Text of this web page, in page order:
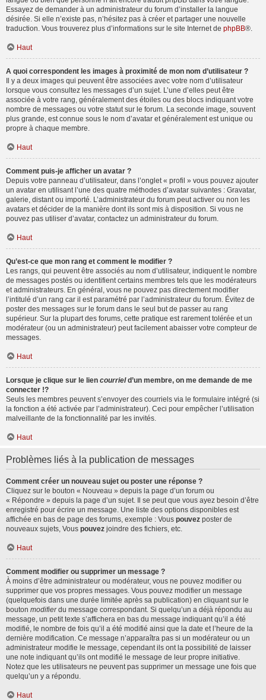
Essayez de demander à un administrateur du forum d’installer la langue
désirée. Si elle n’existe pas, n’hésitez pas à créer et partager une nouvelle
traduction. Vous trouverez plus d’informations sur le site Internet de phpBB®.
Haut
A quoi correspondent les images à proximité de mon nom d’utilisateur ?
Il y a deux images qui peuvent être associées avec votre nom d’utilisateur
lorsque vous consultez les messages d’un sujet. L’une d’elles peut être
associée à votre rang, généralement des étoiles ou des blocs indiquant votre
nombre de messages ou votre statut sur le forum. La seconde image, souvent
plus grande, est connue sous le nom d’avatar et généralement est unique ou
propre à chaque membre.
Haut
Comment puis-je afficher un avatar ?
Depuis votre panneau d’utilisateur, dans l’onglet « profil » vous pouvez ajouter
un avatar en utilisant l’une des quatre méthodes d’avatar suivantes : Gravatar,
galerie, distant ou importé. L’administrateur du forum peut activer ou non les
avatars et décider de la manière dont ils sont mis à disposition. Si vous ne
pouvez pas utiliser d’avatar, contactez un administrateur du forum.
Haut
Qu’est-ce que mon rang et comment le modifier ?
Les rangs, qui peuvent être associés au nom d’utilisateur, indiquent le nombre
de messages postés ou identifient certains membres tels que les modérateurs
et administrateurs. En général, vous ne pouvez pas directement modifier
l’intitulé d’un rang car il est paramétré par l’administrateur du forum. Évitez de
poster des messages sur le forum dans le seul but de passer au rang
supérieur. Sur la plupart des forums, cette pratique est rarement tolérée et un
modérateur (ou un administrateur) peut facilement abaisser votre compteur de
messages.
Haut
Lorsque je clique sur le lien courrield’un membre, on me demande de me
connecter !?
Seuls les membres peuvent s’envoyer des courriels via le formulaire intégré (si
la fonction a été activée par l’administrateur). Ceci pour empêcher l’utilisation
malveillante de la fonctionnalité par les invités.
Haut
Problèmes liés à la publication de messages
Comment créer un nouveau sujet ou poster une réponse ?
Cliquez sur le bouton « Nouveau » depuis la page d’un forum ou
« Répondre » depuis la page d’un sujet. Il se peut que vous ayez besoin d’être
enregistré pour écrire un message. Une liste des options disponibles est
affichée en bas de page des forums, exemple : Vous pouvez poster de
nouveaux sujets, Vous pouvez joindre des fichiers, etc.
Haut
Comment modifier ou supprimer un message ?
À moins d’être administrateur ou modérateur, vous ne pouvez modifier ou
supprimer que vos propres messages. Vous pouvez modifier un message
(quelquefois dans une durée limitée après sa publication) en cliquant sur le
bouton modifierdu message correspondant. Si quelqu’un a déjà répondu au
message, un petit texte s’affichera en bas du message indiquant qu’il a été
modifié, le nombre de fois qu’il a été modifié ainsi que la date et l’heure de la
dernière modification. Ce message n’apparaîtra pas si un modérateur ou un
administrateur modifie le message, cependant ils ont la possibilité de laisser
une note indiquant qu’ils ont modifié le message de leur propre initiative.
Notez que les utilisateurs ne peuvent pas supprimer un message une fois que
quelqu’un y a répondu.
Haut